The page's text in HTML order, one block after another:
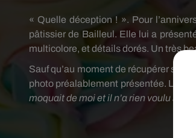
« Quelle déception ! ». Pour
pâtissier de Bailleul. Elle lui a
multicolore, et détails dorés. Un très
Sauf qu’au moment de récupérer sa
photo préalablement présentée. Le
moquait de moi et il n’a rien voulu